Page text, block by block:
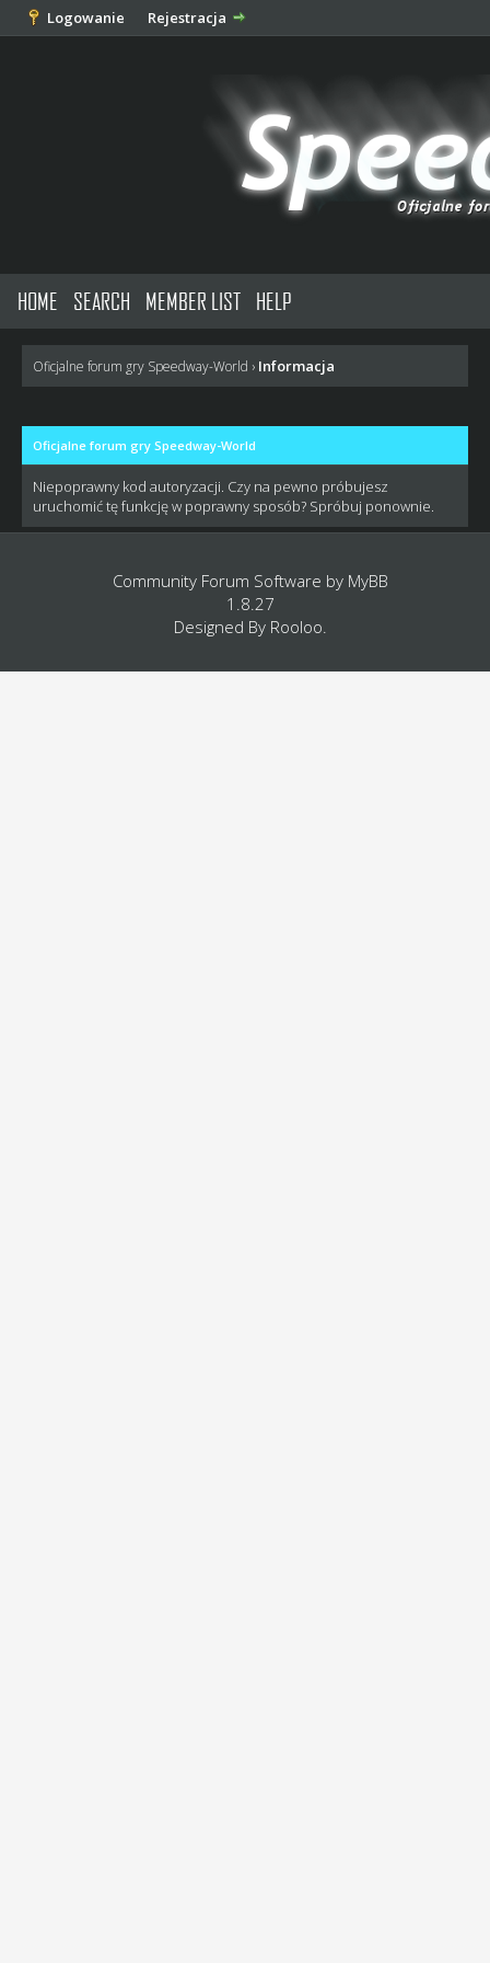
Logowanie Rejestracja
HOME SEARCH MEMBER LIST HELP
Oficjalne forum gry Speedway-World › Informacja
Oficjalne forum gry Speedway-World
Niepoprawny kod autoryzacji. Czy na pewno próbujesz
uruchomić tę funkcję w poprawny sposób? Spróbuj ponownie.
Community Forum Software by MyBB
1.8.27
Designed By Rooloo.